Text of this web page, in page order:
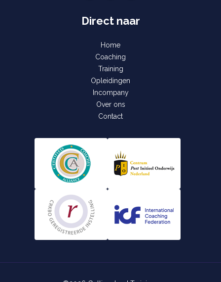
Direct naar
Home
Coaching
Training
Opleidingen
Incompany
Over ons
Contact